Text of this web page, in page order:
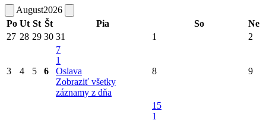
August2026
Po Ut St Št Pia So
Ne
27 28 29 30 31 1 2
3 4 5 6
7
1
Oslava
Zobraziť všetky
záznamy z dňa
8 9
15
1